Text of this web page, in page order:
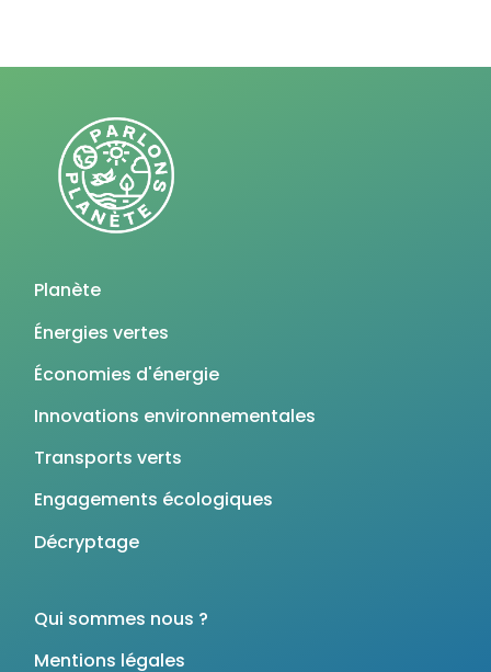
Planète
Énergies vertes
Économies d'énergie
Innovations environnementales
Transports verts
Engagements écologiques
Décryptage
Qui sommes nous ?
Mentions légales